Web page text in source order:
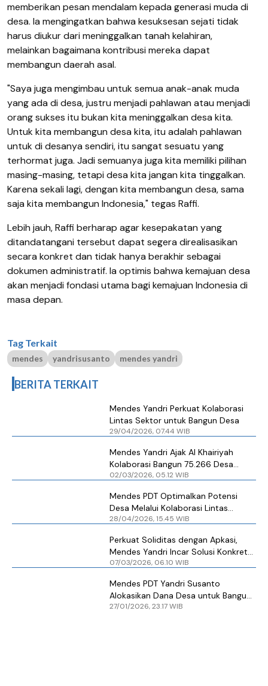
memberikan pesan mendalam kepada generasi muda di
desa. Ia mengingatkan bahwa kesuksesan sejati tidak
harus diukur dari meninggalkan tanah kelahiran,
melainkan bagaimana kontribusi mereka dapat
membangun daerah asal.
​"Saya juga mengimbau untuk semua anak-anak muda
yang ada di desa, justru menjadi pahlawan atau menjadi
orang sukses itu bukan kita meninggalkan desa kita.
Untuk kita membangun desa kita, itu adalah pahlawan
untuk di desanya sendiri, itu sangat sesuatu yang
terhormat juga. Jadi semuanya juga kita memiliki pilihan
masing-masing, tetapi desa kita jangan kita tinggalkan.
Karena sekali lagi, dengan kita membangun desa, sama
saja kita membangun Indonesia," tegas Raffi.
​Lebih jauh, Raffi berharap agar kesepakatan yang
ditandatangani tersebut dapat segera direalisasikan
secara konkret dan tidak hanya berakhir sebagai
dokumen administratif. Ia optimis bahwa kemajuan desa
akan menjadi fondasi utama bagi kemajuan Indonesia di
masa depan.
Tag Terkait
mendes yandrisusanto mendes yandri
BERITA TERKAIT
Mendes Yandri Perkuat Kolaborasi
Lintas Sektor untuk Bangun Desa
29/04/2026, 07.44 WIB
Mendes Yandri Ajak Al Khairiyah
Kolaborasi Bangun 75.266 Desa
Lewat Program Prioritas
02/03/2026, 05.12 WIB
Mendes PDT Optimalkan Potensi
Desa Melalui Kolaborasi Lintas
Sektor dan Program Desa Tematik
28/04/2026, 15.45 WIB
Perkuat Soliditas dengan Apkasi,
Mendes Yandri Incar Solusi Konkret
Bangun Desa
07/03/2026, 06.10 WIB
Mendes PDT Yandri Susanto
Alokasikan Dana Desa untuk Bangun
Rumah di Wilayah Terdampak
27/01/2026, 23.17 WIB